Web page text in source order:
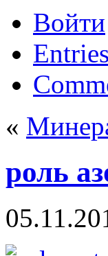
Войти
Entries
«
роль